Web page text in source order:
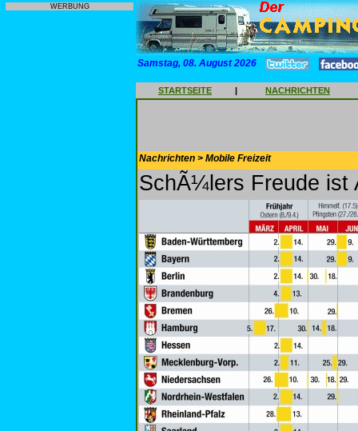
WERBUNG
Samstag, 08. August 2026
STARTSEITE | NACHRICHTEN
Nachrichten > Mobile Freizeit
SchÃ¼lers Freude ist